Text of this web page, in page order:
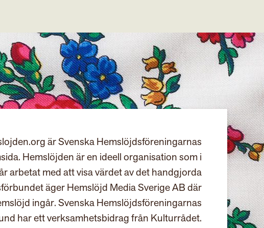
är Svenska Hemslöjdsföreningarnas
Hemslöjden är en ideell organisation som i
arbetat med att visa värdet av det handgjorda
äger Hemslöjd Media Sverige AB där
ingår. Svenska Hemslöjdsföreningarnas
har ett verksamhetsbidrag från Kulturrådet.